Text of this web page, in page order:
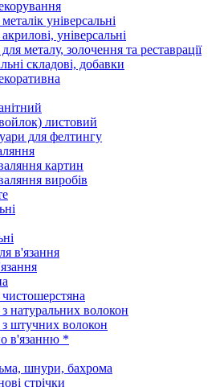
універсальні
універсальні
металу, золочення та реставрації
складові, добавки
листовий
для фелтингу
картин
виробів
в'язання
натуральних волокон
штучних волокон
в'язанню *
шнури, бахрома
стрічки